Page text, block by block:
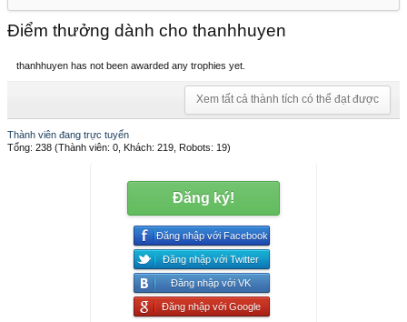
Điểm thưởng dành cho thanhhuyen
thanhhuyen has not been awarded any trophies yet.
Xem tất cả thành tích có thể đạt được
Thành viên đang trực tuyến
Tổng: 238 (Thành viên: 0, Khách: 219, Robots: 19)
Đăng ký!
Đăng nhập với Facebook
Đăng nhập với Twitter
Đăng nhập với VK
Đăng nhập với Google